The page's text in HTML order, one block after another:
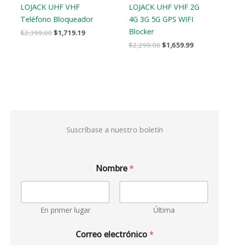
LOJACK UHF VHF
Teléfono Bloqueador
$2,399.00$1,719.19
LOJACK UHF VHF 2G
4G 3G 5G GPS WIFI
Blocker
$2,299.00$1,659.99
Suscríbase a nuestro boletín
Nombre*
En primer lugar Última
Correo electrónico*